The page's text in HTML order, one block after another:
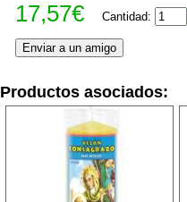
17,57€ Cantidad:
Productos asociados: